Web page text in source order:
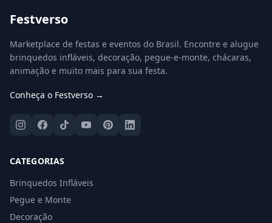
Festverso
Marketplace de festas e eventos do Brasil. Encontre e alugue
brinquedos infláveis, decoração, pegue-e-monte, chácaras,
animação e muito mais para sua festa.
Conheça o Festverso →
CATEGORIAS
Brinquedos Infláveis
Pegue e Monte
Decoração